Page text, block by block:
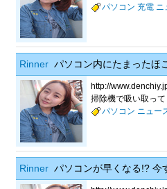
パソコン 充電 ニ
Rinner パソコン内にたまったほ
http://
掃除機で吸い取っ
パソコン ニュー
Rinner パソコンが早くなる!? 今